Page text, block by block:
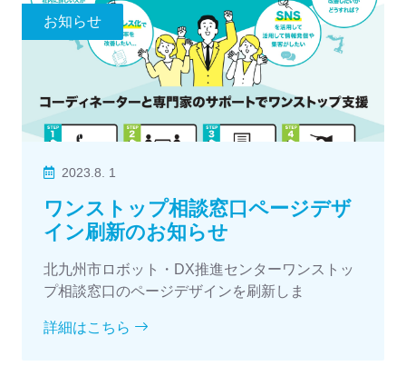
お知らせ
2023.8. 1
ワンストップ相談窓口ページデザ
イン刷新のお知らせ
北九州市ロボット・DX推進センターワンストッ
プ相談窓口のページデザインを刷新しま
詳細はこちら